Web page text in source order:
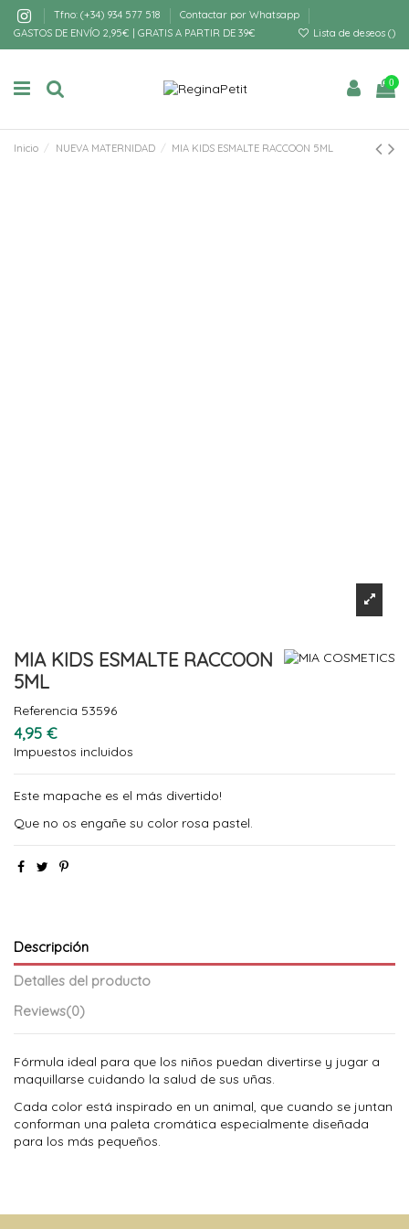
Tfno: (+34) 934 577 518
Contactar por Whatsapp
GASTOS DE ENVÍO 2,95€ | GRATIS A PARTIR DE 39€
Lista de deseos ()
0
Inicio NUEVA MATERNIDAD MIA KIDS ESMALTE RACCOON 5ML
MIA KIDS ESMALTE RACCOON
5ML
Referencia 53596
4,95 €
Impuestos incluidos
Este mapache es el más divertido!
Que no os engañe su color rosa pastel.
Descripción
Detalles del producto
Reviews(0)
Fórmula ideal para que los niños puedan divertirse y jugar a
maquillarse cuidando la salud de sus uñas.
Cada color está inspirado en un animal, que cuando se juntan
conforman una paleta cromática especialmente diseñada
para los más pequeños.